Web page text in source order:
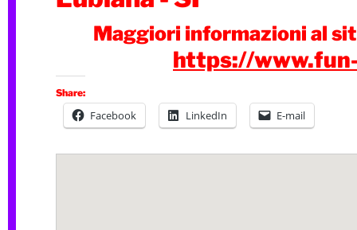
Maggiori informazioni al
https://
Share:
Facebook LinkedIn E-mail